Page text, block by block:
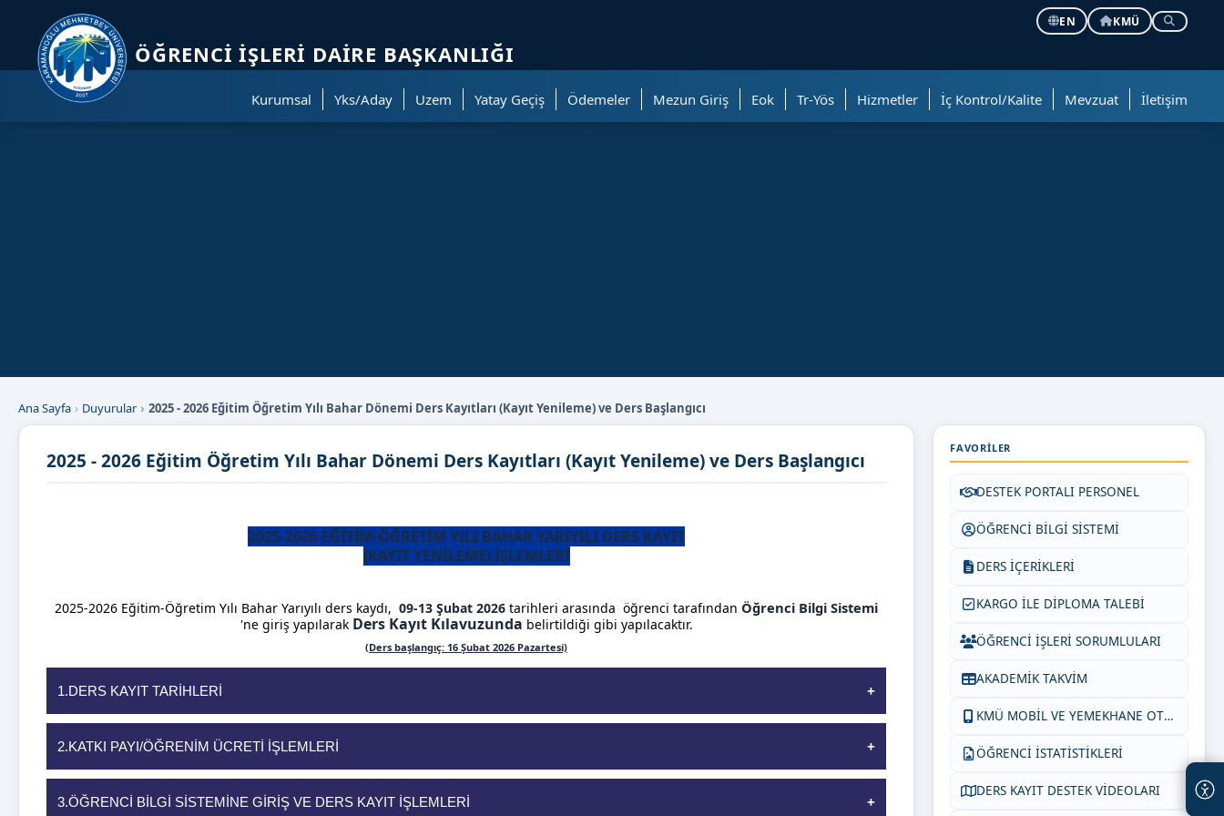
EN
KMÜ
ÖĞRENCI İŞLERI DAIRE BAŞKANLIĞI
Kurumsal Yks/Aday Uzem Yatay Geçiş Ödemeler Mezun Giriş Eok Tr-Yös Hizmetler İç Kontrol/Kalite Mevzuat İletişim
Ana Sayfa Duyurular 2025 - 2026 Eğitim Öğretim Yılı Bahar Dönemi Ders Kayıtları (Kayıt Yenileme) ve Ders Başlangıcı
2025 - 2026 Eğitim Öğretim Yılı Bahar Dönemi Ders Kayıtları (Kayıt Yenileme) ve Ders Başlangıcı
2025-2026 EĞİTİM-ÖĞRETİM YILI BAHAR YARIYILI DERS KAYIT
(KAYIT YENİLEME) İŞLEMLERİ
2025-2026 Eğitim-Öğretim Yılı Bahar Yarıyılı ders kaydı, 09-13 Şubat 2026 tarihleri arasında öğrenci tarafından Öğrenci Bilgi Sistemi
'ne giriş yapılarak Ders Kayıt Kılavuzunda belirtildiği gibi yapılacaktır.
(Ders başlangıç: 16 Şubat 2026 Pazartesi)
1.DERS KAYIT TARİHLERİ
2.KATKI PAYI/ÖĞRENİM ÜCRETİ İŞLEMLERİ
3.ÖĞRENCİ BİLGİ SİSTEMİNE GİRİŞ VE DERS KAYIT İŞLEMLERİ
FAVORILER
DESTEK PORTALI PERSONEL
ÖĞRENCİ BİLGİ SİSTEMİ
DERS İÇERİKLERİ
KARGO İLE DİPLOMA TALEBİ
ÖĞRENCİ İŞLERİ SORUMLULARI
AKADEMİK TAKVİM
KMÜ MOBİL VE YEMEKHANE OTOM.
ÖĞRENCİ İSTATİSTİKLERİ
DERS KAYIT DESTEK VİDEOLARI